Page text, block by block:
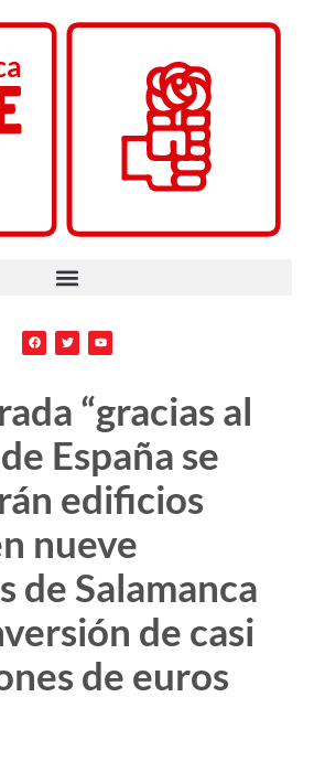
“gracias al
España se
edificios
nueve
de Salamanca
de casi
de euros